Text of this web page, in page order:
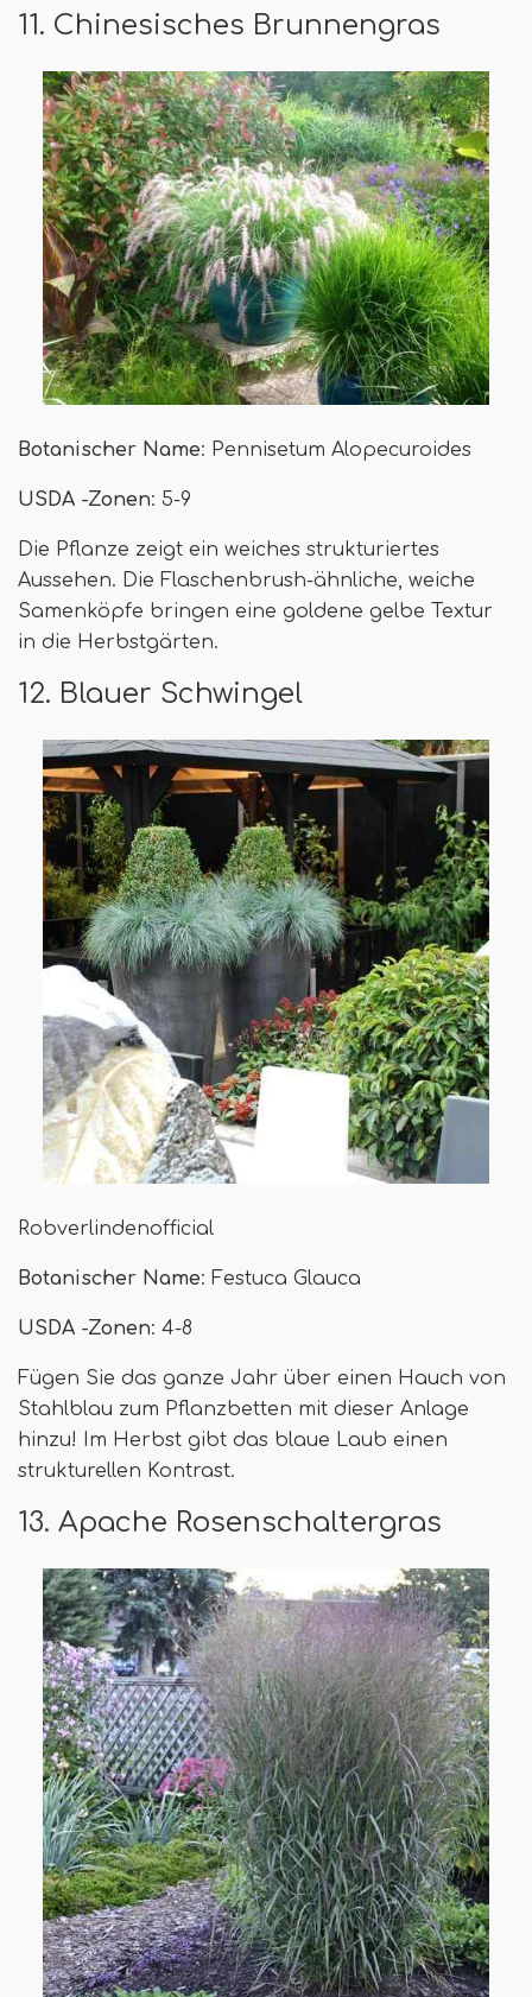
11. Chinesisches Brunnengras
Botanischer Name: Pennisetum Alopecuroides
USDA -Zonen: 5-9
Die Pflanze zeigt ein weiches strukturiertes
Aussehen. Die Flaschenbrush-ähnliche, weiche
Samenköpfe bringen eine goldene gelbe Textur
in die Herbstgärten.
12. Blauer Schwingel
Robverlindenofficial
Botanischer Name: Festuca Glauca
USDA -Zonen: 4-8
Fügen Sie das ganze Jahr über einen Hauch von
Stahlblau zum Pflanzbetten mit dieser Anlage
hinzu! Im Herbst gibt das blaue Laub einen
strukturellen Kontrast.
13. Apache Rosenschaltergras